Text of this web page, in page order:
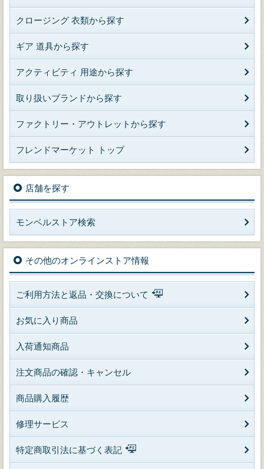
クロージング 衣類から探す
ギア 道具から探す
アクティビティ 用途から探す
取り扱いブランドから探す
ファクトリー・アウトレットから探す
フレンドマーケット トップ
店舗を探す
モンベルストア検索
その他のオンラインストア情報
ご利用方法と返品・交換について
お気に入り商品
入荷通知商品
注文商品の確認・キャンセル
商品購入履歴
修理サービス
特定商取引法に基づく表記